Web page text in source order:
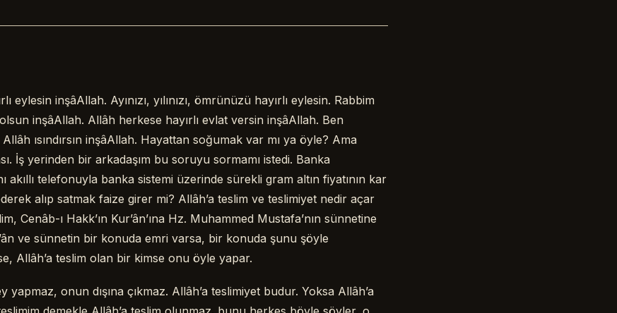
eylesin inşâAllah. Ayınızı, yılınızı, ömrünüzü hayırlı eylesin. Rabbim
inşâAllah. Allâh herkese hayırlı evlat versin inşâAllah. Ben
ısındırsın inşâAllah. Hayattan soğumak var mı ya öyle? Ama
İş yerinden bir arkadaşım bu soruyu sormamı istedi. Banka
akıllı telefonuyla banka sistemi üzerinde sürekli gram altın fiyatının kar
alıp satmak faize girer mi? Allâh’a teslim ve teslimiyet nedir açar
Cenâb-ı Hakk’ın Kur’ân’ına Hz. Muhammed Mustafa’nın sünnetine
ve sünnetin bir konuda emri varsa, bir konuda şunu şöyle
Allâh’a teslim olan bir kimse onu öyle yapar.
yapmaz, onun dışına çıkmaz. Allâh’a teslimiyet budur. Yoksa Allâh’a